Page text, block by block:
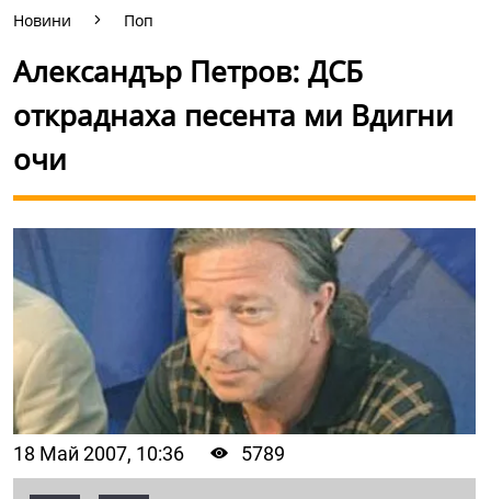
Новини Поп
Александър Петров: ДСБ
откраднаха песента ми Вдигни
очи
18 Май 2007, 10:36 5789